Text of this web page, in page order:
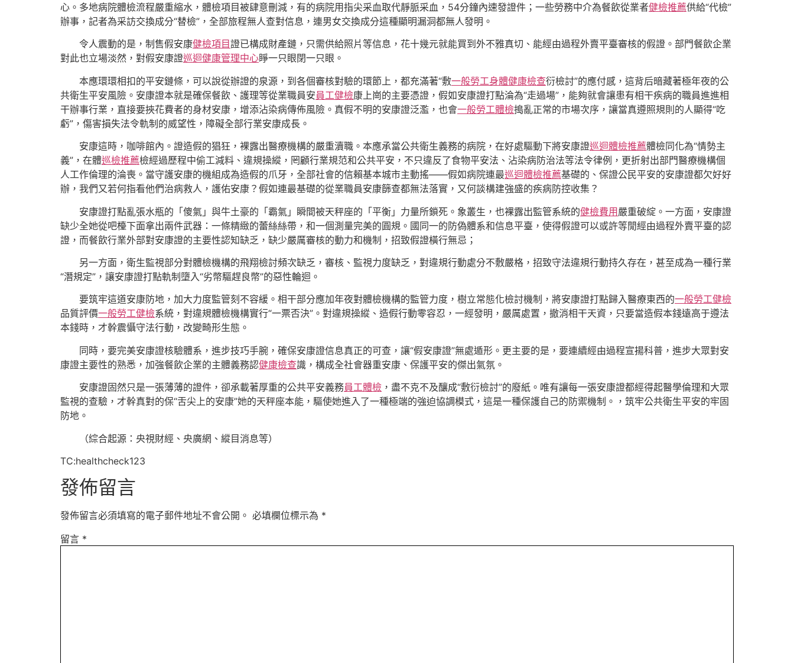
心。多地病院體檢流程嚴重縮水，體檢項目被肆意刪減，有的病院用指尖采血取代靜脈采血，54分鐘內速發證件；一些勞務中介為餐飲從業者健檢推薦供給“代檢”
辦事，記者為采訪交換成分“替檢”，全部旅程無人查對信息，連男女交換成分這種顯明漏洞都無人發明。
令人震動的是，制售假安康健檢項目證已構成財產鏈，只需供給照片等信息，花十幾元就能買到外不雅真切、能經由過程外賣平臺審核的假證。部門餐飲企業
對此也立場淡然，對假安康證巡迴健康管理中心睜一只眼閉一只眼。
本應環環相扣的平安鏈條，可以說從辦證的泉源，到各個審核對驗的環節上，都充滿著“敷一般勞工身體健康檢查衍檢討”的應付感，這背后暗藏著極年夜的公
共衛生平安風險。安康證本就是確保餐飲、護理等從業職員安員工健檢康上崗的主要憑證，假如安康證打點淪為“走過場”，能夠就會讓患有相干疾病的職員進進相
干辦事行業，直接要挾花費者的身材安康，增添沾染病傳佈風險。真假不明的安康證泛濫，也會一般勞工體檢搗亂正常的市場次序，讓當真遵照規則的人顯得“吃
虧”，傷害損失法令軌制的威望性，障礙全部行業安康成長。
安康這時，咖啡館內。證造假的猖狂，裸露出醫療機構的嚴重瀆職。本應承當公共衛生義務的病院，在好處驅動下將安康證巡迴體檢推薦體檢同化為“情勢主
義”，在體巡檢推薦檢經過歷程中偷工減料、違規操縱，罔顧行業規范和公共平安，不只違反了食物平安法、沾染病防治法等法令律例，更折射出部門醫療機構個
人工作倫理的淪喪。當守護安康的機組成為造假的爪牙，全部社會的信賴基本城市主動搖——假如病院連最巡迴體檢推薦基礎的、保證公民平安的安康證都欠好好
辦，我們又若何指看他們治病救人，護佑安康？假如連最基礎的從業職員安康篩查都無法落實，又何談構建強盛的疾病防控收集？
安康證打點亂張水瓶的「傻氣」與牛土豪的「霸氣」瞬間被天秤座的「平衡」力量所鎖死。象叢生，也裸露出監管系統的健檢費用嚴重破綻。一方面，安康證
缺少全她從吧檯下面拿出兩件武器：一條精緻的蕾絲絲帶，和一個測量完美的圓規。國同一的防偽體系和信息平臺，使得假證可以或許等閒經由過程外賣平臺的認
證，而餐飲行業外部對安康證的主要性認知缺乏，缺少嚴厲審核的動力和機制，招致假證橫行無忌；
另一方面，衛生監視部分對體檢機構的飛翔檢討頻次缺乏，審核、監視力度缺乏，對違規行動處分不敷嚴格，招致守法違規行動持久存在，甚至成為一種行業
“潛規定”，讓安康證打點軌制墮入“劣幣驅趕良幣”的惡性輪迴。
要筑牢這道安康防地，加大力度監管刻不容緩。相干部分應加年夜對體檢機構的監管力度，樹立常態化檢討機制，將安康證打點歸入醫療東西的一般勞工健檢
品質評價一般勞工健檢系統，對違規體檢機構實行“一票否決”。對違規操縱、造假行動零容忍，一經發明，嚴厲處置，撤消相干天資，只要當造假本錢遠高于遵法
本錢時，才幹震懾守法行動，改變畸形生態。
同時，要完美安康證核驗體系，進步技巧手腕，確保安康證信息真正的可查，讓“假安康證”無處遁形。更主要的是，要連續經由過程宣揚科普，進步大眾對安
康證主要性的熟悉，加強餐飲企業的主體義務認健康檢查識，構成全社會器重安康、保護平安的傑出氣氛。
安康證固然只是一張薄薄的證件，卻承載著厚重的公共平安義務員工體檢 ，盡不克不及釀成“敷衍檢討”的廢紙。唯有讓每一張安康證都經得起醫學倫理和大眾
監視的查驗，才幹真對的保“舌尖上的安康”她的天秤座本能，驅使她進入了一種極端的強迫協調模式，這是一種保護自己的防禦機制。，筑牢公共衛生平安的牢固
防地。
（綜合起源：央視財經、央廣網、縱目消息等）
TC:healthcheck123
發佈留言
發佈留言必須填寫的電子郵件地址不會公開。 必填欄位標示為 *
留言 *